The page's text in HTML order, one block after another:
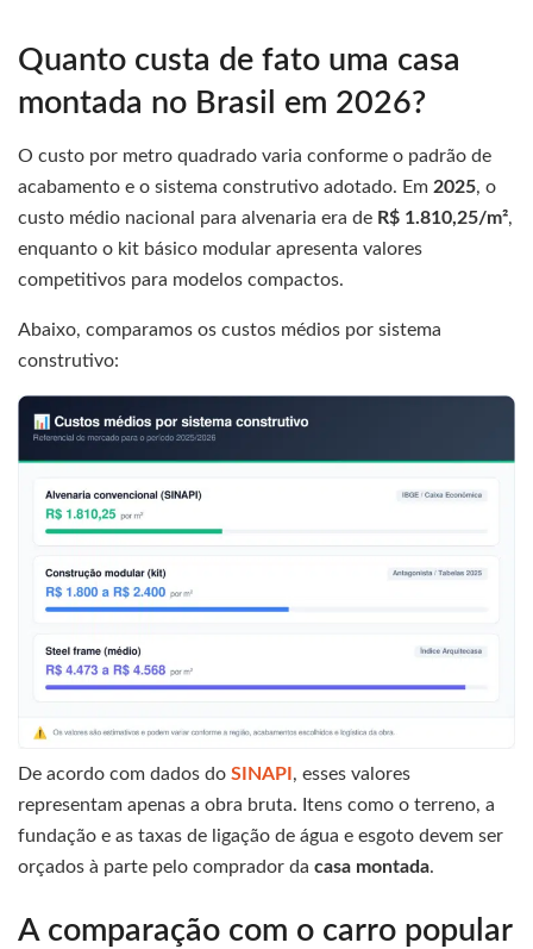
Quanto custa de fato uma casa
montada no Brasil em 2026?
O custo por metro quadrado varia conforme o padrão de
acabamento e o sistema construtivo adotado. Em 2025, o
custo médio nacional para alvenaria era de R$ 1.810,25/m²,
enquanto o kit básico modular apresenta valores
competitivos para modelos compactos.
Abaixo, comparamos os custos médios por sistema
construtivo:
De acordo com dados do SINAPI , esses valores
representam apenas a obra bruta. Itens como o terreno, a
fundação e as taxas de ligação de água e esgoto devem ser
orçados à parte pelo comprador da casa montada.
A comparação com o carro popular